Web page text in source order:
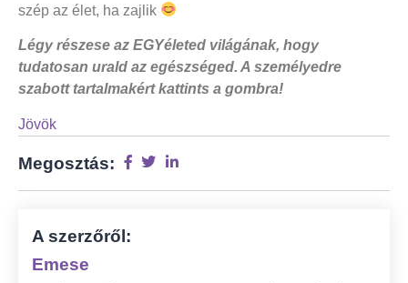
szép az élet, ha zajlik
Légy részese az EGYéleted világának, hogy
tudatosan urald az egészséged. A személyedre
szabott tartalmakért kattints a gombra!
Jövök
Megosztás:
A szerzőről:
Emese